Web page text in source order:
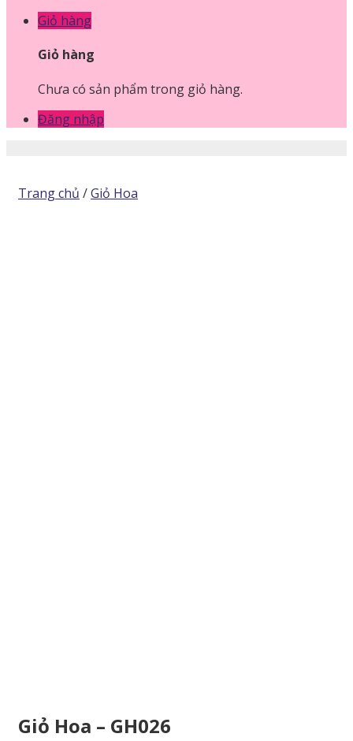
Giỏ hàng
Giỏ hàng
Chưa có sản phẩm trong giỏ hàng.
Đăng nhập
Trang chủ /Giỏ Hoa
Giỏ Hoa – GH026